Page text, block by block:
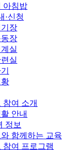
아침밥
·신청
장
장
실
실
참여 소개
안내
정보
함께하는 교육
참여 프로그램